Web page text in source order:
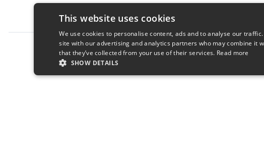
Report this product
This website uses cookies
We use cookies to personalise content, ads and to analyse our
site with our advertising and analytics partners who may combine it
that they’ve collected from your use of their services. Read more
SHOW DETAILS